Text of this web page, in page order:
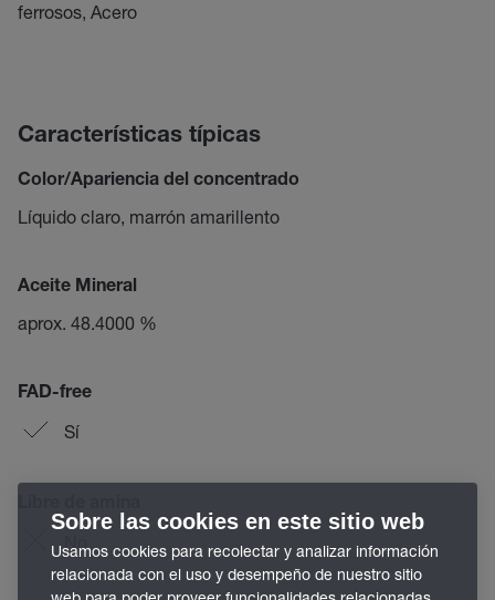
ferrosos, Acero
Características típicas
Color/Apariencia del concentrado
Líquido claro, marrón amarillento
Aceite Mineral
aprox. 48.4000 %
FAD-free
Sí
Sobre las cookies en este sitio web
Usamos cookies para recolectar y analizar información
relacionada con el uso y desempeño de nuestro sitio